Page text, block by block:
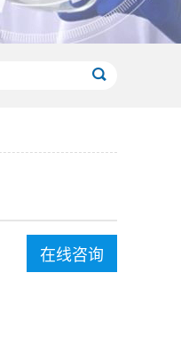
在线咨询